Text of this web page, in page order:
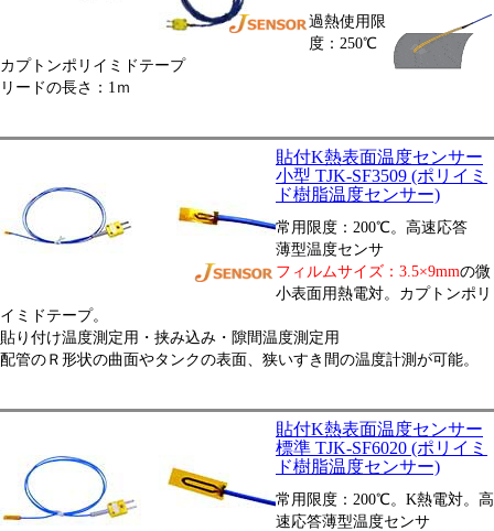
過熱使用限
度：250℃
カプトンポリイミドテープ
リードの長さ：1ｍ
貼付K熱表面温度センサー
小型 TJK-SF3509 (ポリイミ
ド樹脂温度センサー)
常用限度：200℃。高速応答
薄型温度センサ
フィルムサイズ：3.5×9mmの微
小表面用熱電対。カプトンポリ
イミドテープ。
貼り付け温度測定用・挟み込み・隙間温度測定用
配管のＲ形状の曲面やタンクの表面、狭いすき間の温度計測が可能。
貼付K熱表面温度センサー
標準 TJK-SF6020 (ポリイミ
ド樹脂温度センサー)
常用限度：200℃。K熱電対。高
速応答薄型温度センサ